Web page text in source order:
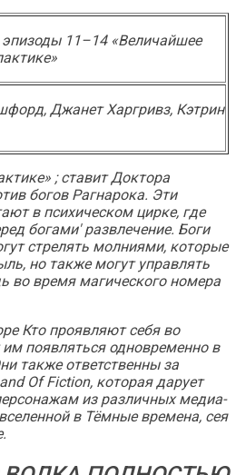
эпизоды 11–14 «Величайшее
Джанет Харгривз, Кэтрин
; ставит Доктора
богов Рагнарока. Эти
в психическом цирке, где
богами' развлечение. Боги
стрелять молниями, которые
но также могут управлять
во время магического номера
Кто проявляют себя во
появляться одновременно в
также ответственны за
Of Fiction, которая дарует
из различных медиа-
в Тёмные времена, сея